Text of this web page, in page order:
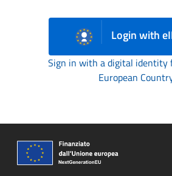
Login with
Sign in with a digital identity
European